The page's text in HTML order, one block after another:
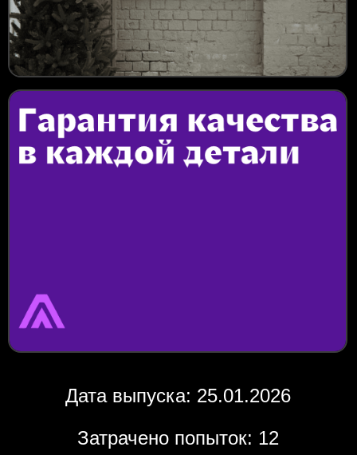
Дата выпуска: 25.01.2026
Затрачено попыток: 12